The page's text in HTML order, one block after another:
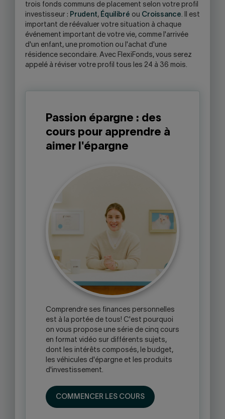
trois fonds communs de placement selon votre profil
investisseur : Prudent, Équilibré ou Croissance. Il est
important de réévaluer votre situation à chaque
événement important de votre vie, comme l'arrivée
d'un enfant, une promotion ou l'achat d'une
résidence secondaire. Avec FlexiFonds, vous serez
appelé à réviser votre profil tous les 24 à 36 mois.
Passion épargne : des
cours pour apprendre à
aimer l'épargne
Comprendre ses finances personnelles
est à la portée de tous! C'est pourquoi
on vous propose une série de cinq cours
en format vidéo sur différents sujets,
dont les intérêts composés, le budget,
les véhicules d'épargne et les produits
d'investissement.
COMMENCER LES COURS